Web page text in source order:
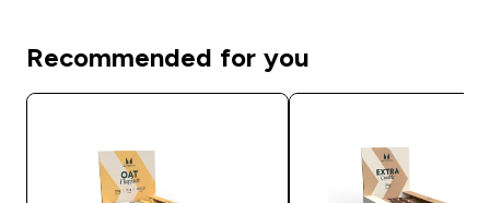
Recommended for you